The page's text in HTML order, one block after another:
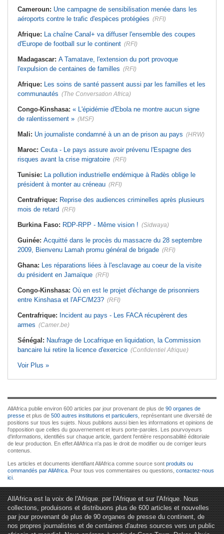
Cameroun: Une campagne de sensibilisation menée dans les
aéroports contre le trafic d'espèces protégées (RFI)
Afrique: La chaîne Canal+ va diffuser l'ensemble des coupes
d'Europe de football sur le continent (RFI)
Madagascar: A Tamatave, l'extension du port provoque
l'expulsion de centaines de familles (RFI)
Afrique: Les soins de santé passent aussi par les familles et les
communautés (The Conversation Africa)
Congo-Kinshasa: « L'épidémie d'Ebola ne montre aucun signe
de ralentissement » (MSF)
Mali: Un journaliste condamné à un an de prison au pays (HRW)
Maroc: Ceuta - Le pays assure avoir prévenu l'Espagne des
risques avant la crise migratoire (RFI)
Tunisie: La pollution industrielle endémique à Radès oblige le
président à monter au créneau (RFI)
Centrafrique: Reprise des audiences criminelles après plusieurs
mois de retard (RFI)
Burkina Faso: RDP-RPP - Même vision ! (Sidwaya)
Guinée: Acquitté dans le procès du massacre du 28 septembre
2009, Bienvenu Lamah promu général de brigade (RFI)
Ghana: Les réparations liées à l'esclavage au coeur de la visite
du président en Jamaïque (RFI)
Congo-Kinshasa: Où en est le projet d'échange de prisonniers
entre Kinshasa et l'AFC/M23? (RFI)
Centrafrique: Incident au pays - Les FACA récupèrent des
armes (Camer.be)
Sénégal: Naufrage de Locafrique en liquidation, la Commission
bancaire lui retire la licence d'exercice (Confidentiel Afrique)
Voir Plus »
AllAfrica publie environ 600 articles par jour provenant de plus de 90 organes de
presse et plus de 500 autres institutions et particuliers , représentant une diversité de
positions sur tous les sujets. Nous publions aussi bien les informations et opinions de
l'opposition que celles du gouvernement et leurs porte-paroles. Les pourvoyeurs
d'informations, identifiés sur chaque article, gardent l'entière responsabilité éditoriale
de leur production. En effet AllAfrica n'a pas le droit de modifier ou de corriger leurs
contenus.
Les articles et documents identifiant AllAfrica comme source sont produits ou
commandés par AllAfrica . Pour tous vos commentaires ou questions, contactez-nous
ici
AllAfrica est la voix de l'Afrique. par l'Afrique et sur l'Afrique. Nous
collectons, produisons et distribuons plus de 600 articles et nouvelles
par jour provenant de plus de 90 organes de presse du continent, de
nos propres journalistes et de centaines d'autres sources vers un public